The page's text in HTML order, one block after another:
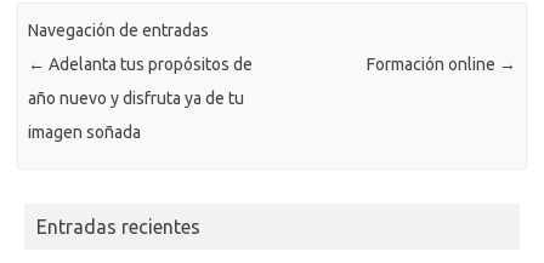
Navegación de entradas
← Adelanta tus propósitos de
año nuevo y disfruta ya de tu
imagen soñada
Formación online →
Entradas recientes